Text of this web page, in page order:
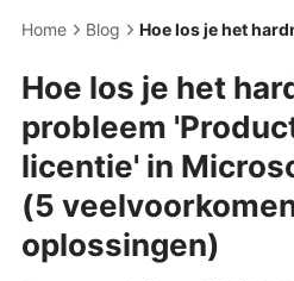
Home Blog
Hoe los je het
probleem
licentie' in
(5
oplossingen)